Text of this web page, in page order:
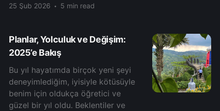
25 Şub 2026 5 min read
Planlar, Yolculuk ve Değişim:
2025’e Bakış
Bu yıl hayatımda birçok yeni şeyi
deneyimlediğim, iyisiyle kötüsüyle
benim için oldukça öğretici ve
güzel bir yıl oldu. Beklentiler ve